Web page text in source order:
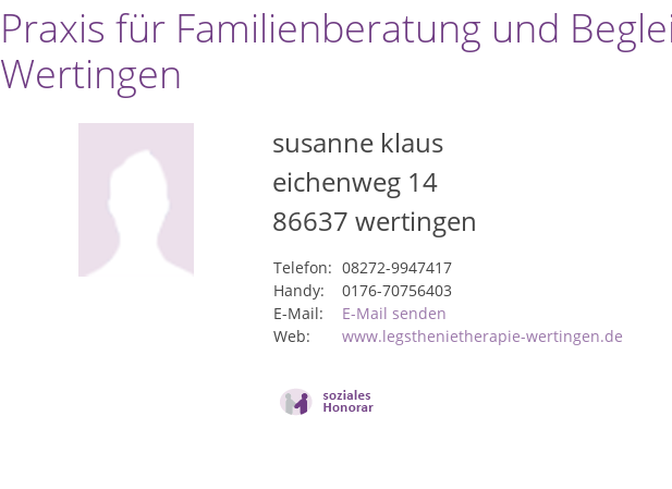
Praxis für Familienberatung und
Wertingen
susanne klaus
eichenweg 14
86637 wertingen
Telefon: 08272-9947417
Handy:
0176-70756403
E-Mail:
E-Mail senden
Web:
www.legsthenietherapie-wertingen.de